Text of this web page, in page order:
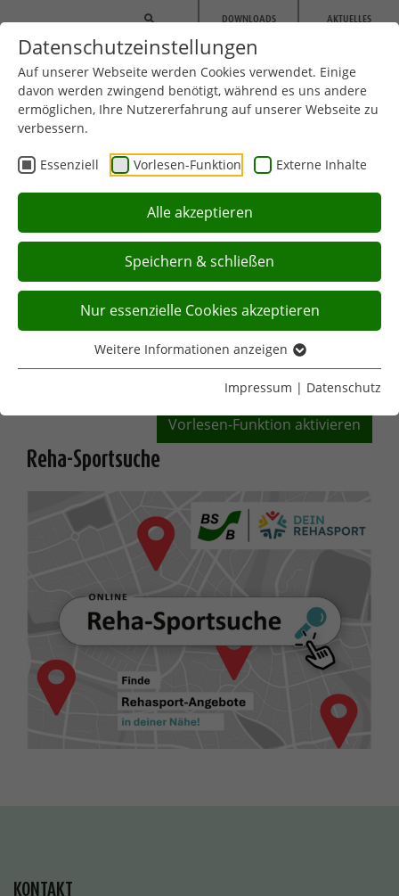
Datenschutzeinstellungen
Auf unserer Webseite werden Cookies verwendet. Einige
davon werden zwingend benötigt, während es uns andere
ermöglichen, Ihre Nutzererfahrung auf unserer Webseite zu
verbessern.
Essenziell Vorlesen-Funktion Externe Inhalte
Alle akzeptieren
Speichern & schließen
Nur essenzielle Cookies akzeptieren
Weitere Informationen anzeigen
Impressum | Datenschutz
Zum Hauptinhalt springen DOWNLOADS AKTUELLES
REHABILITATIONSSPORT
Sie befinden sich hier: Startseite
Rehabilitationssport
Rehasport-Anbieter-Suche
Vorlesen-Funktion aktivieren
Reha-Sportsuche
KONTAKT